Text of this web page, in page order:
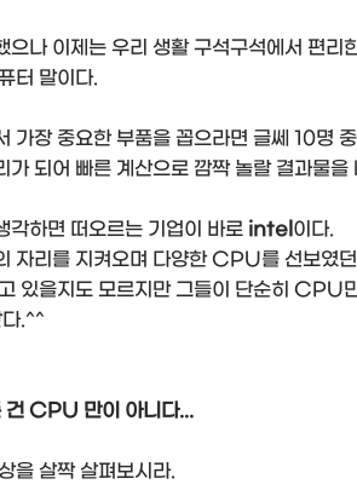
으나 이제는 우리 생활 구석구석에서 편
터 말이다.
가장 중요한 부품을 꼽으라면 글쎄 10명
가 되어 빠른 계산으로 깜짝 놀랄 결과물을
하면 떠오르는 기업이 바로 intel 이다.
자리를 지켜오며 다양한 CPU를 선보였
있을지도 모르지만 그들이 단순히 CPU
.^^
CPU 만이 아니다...
을 살짝 살펴보시라.